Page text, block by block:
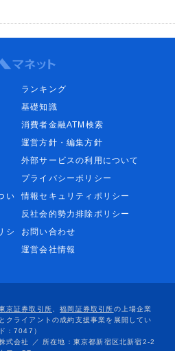
ランキング
基礎知識
消費者金融ATM検索
運営方針・編集方針
外部サービスの利用について
プライバシーポリシー
い
情報セキュリティポリシー
反社会的勢力排除ポリシー
シ
お問い合わせ
運営会社情報